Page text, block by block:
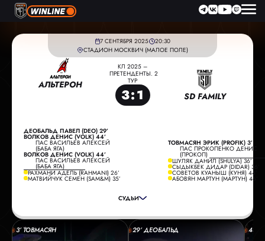
7 СЕНТЯБРЯ 2025
20:30
СТАДИОН МОСКВИЧ (МАЛОЕ ПОЛЕ)
АЛЬТЕРОН
ДЕОБАЛЬД ПАВЕЛ (DEO) 29’
ВОЛКОВ ДЕНИС (VOLK) 44’
ПАС ВАСИЛЬЕВ АЛЕКСЕЙ
(БАБА ЯГА)
ВОЛКОВ ДЕНИС (VOLK) 44’
ПАС ВАСИЛЬЕВ АЛЕКСЕЙ
(БАБА ЯГА)
РАХМАНИ АДЕЛЬ (RAHMANI) 26’
МАТВИЙЧУК СЕМЕН (SAM&M) 35’
КЛ 2025 –
ПРЕТЕНДЕНТЫ. 2
ТУР
3:1
СУДЬИ
ТОВМАСЯН ЭРИК (PROFIK) 3’
ПАС ПРОКОПЕНКО ДЕНИС
(ПРОКОП)
ШУЛЯК ДАНИЛ (SHULYA) 36’
СЫДЫКБЕК ДИДАР (DIDAR) 36’
СОВЕТОВ КУАНЫШ (КУНЯ) 44’
АБОВЯН МАРТУН (МАРТУН) 46’
SD FAMILY
ГЛАВНЫЙ СУДЬЯ:
ЧЕРКАСОВ ВЛАДИСЛАВ
ПОМОЩНИК СУДЬИ:
СОБОЛЕВ МАКСИМ
РЕЗЕРВНЫЙ СУДЬЯ:СМИРНОВ ПАВЕЛ
3’ ТОВМАСЯН 29’ ДЕОБАЛЬД 44’